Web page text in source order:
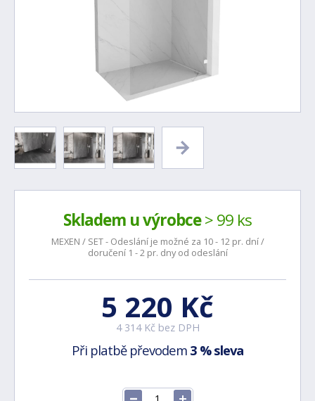
Skladem u výrobce> 99 ks
MEXEN / SET - Odeslání je možné za 10 - 12 pr. dní /
doručení 1 - 2 pr. dny od odeslání
5 220 Kč
4 314 Kč bez DPH
Při platbě převodem 3 % sleva